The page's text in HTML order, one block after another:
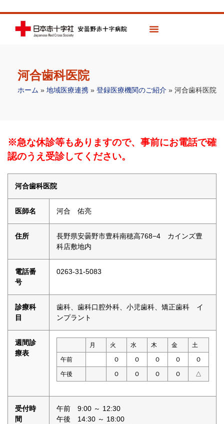
河合歯科医院
ホーム » 地域医療連携 » 登録医療機関のご紹介 » 河合歯科医院
※急な休診等もありますので、事前にお電話で確
認のうえ受診してください。
河合歯科医院
医師名 河合 佑亮
住所
長野県安曇野市豊科南穂高768−4 カインズ豊
科店敷地内
電話番
号
0263-31-5083
診療科
目
歯科、歯科口腔外科、小児歯科、矯正歯科 イ
ンプラント
週間診
療表
月 火 水 木 金 土
午前 Ｏ Ｏ Ｏ Ｏ Ｏ
午後 Ｏ Ｏ Ｏ Ｏ △
受付時
間
午前 9:00 ～ 12:30
午後 14:30 ～ 18:00